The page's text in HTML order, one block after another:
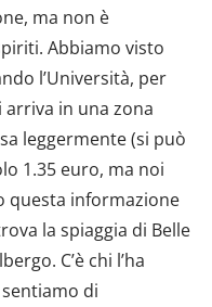
ma non è
Abbiamo visto
l’Università, per
in una zona
leggermente (si può
1.35 euro, ma noi
questa informazione
la spiaggia di Belle
C’è chi l’ha
di